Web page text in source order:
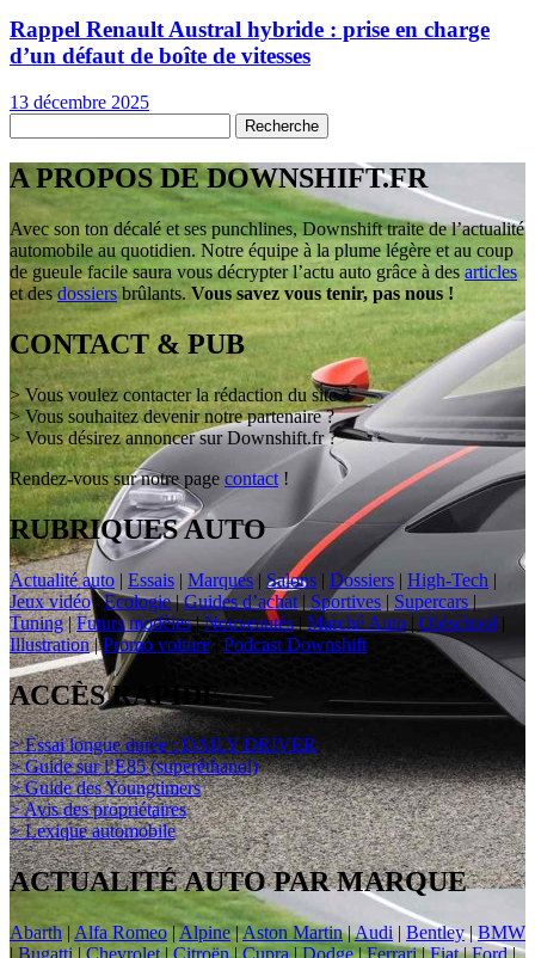
Rappel Renault Austral hybride : prise en charge
d’un défaut de boîte de vitesses
13 décembre 2025
A PROPOS DE DOWNSHIFT.FR
Avec son ton décalé et ses punchlines, Downshift traite de l’actualité
automobile au quotidien. Notre équipe à la plume légère et au coup
de gueule facile saura vous décrypter l’actu auto grâce à des articles
et des dossiers brûlants. Vous savez vous tenir, pas nous !
CONTACT & PUB
> Vous voulez contacter la rédaction du site ?
> Vous souhaitez devenir notre partenaire ?
> Vous désirez annoncer sur Downshift.fr ?
Rendez-vous sur notre page contact !
RUBRIQUES AUTO
Actualité auto | Essais | Marques |Salons | Dossiers | High-Tech |
Jeux vidéo|Ecologie|Guides d’achat | Sportives | Supercars |
Tuning|Futurs modèles|Nouveautés|Marché Auto | Oldschool |
Illustration|Promo voiture Podcast Downshift
ACCÈS RAPIDE
> Essai longue durée : DAILY DRIVER
> Guide sur l’E85 (superéthanol)
> Guide des Youngtimers
> Avis des propriétaires
> Lexique automobile
ACTUALITÉ AUTO PAR MARQUE
Abarth | Alfa Romeo|Alpine|Aston Martin|Audi | Bentley|BMW